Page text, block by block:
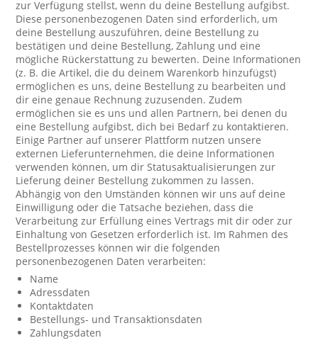
zur Verfügung stellst, wenn du deine Bestellung aufgibst.
Diese personenbezogenen Daten sind erforderlich, um
deine Bestellung auszuführen, deine Bestellung zu
bestätigen und deine Bestellung, Zahlung und eine
mögliche Rückerstattung zu bewerten. Deine Informationen
(z. B. die Artikel, die du deinem Warenkorb hinzufügst)
ermöglichen es uns, deine Bestellung zu bearbeiten und
dir eine genaue Rechnung zuzusenden. Zudem
ermöglichen sie es uns und allen Partnern, bei denen du
eine Bestellung aufgibst, dich bei Bedarf zu kontaktieren.
Einige Partner auf unserer Plattform nutzen unsere
externen Lieferunternehmen, die deine Informationen
verwenden können, um dir Statusaktualisierungen zur
Lieferung deiner Bestellung zukommen zu lassen.
Abhängig von den Umständen können wir uns auf deine
Einwilligung oder die Tatsache beziehen, dass die
Verarbeitung zur Erfüllung eines Vertrags mit dir oder zur
Einhaltung von Gesetzen erforderlich ist. Im Rahmen des
Bestellprozesses können wir die folgenden
personenbezogenen Daten verarbeiten:
Name
Adressdaten
Kontaktdaten
Bestellungs- und Transaktionsdaten
Zahlungsdaten